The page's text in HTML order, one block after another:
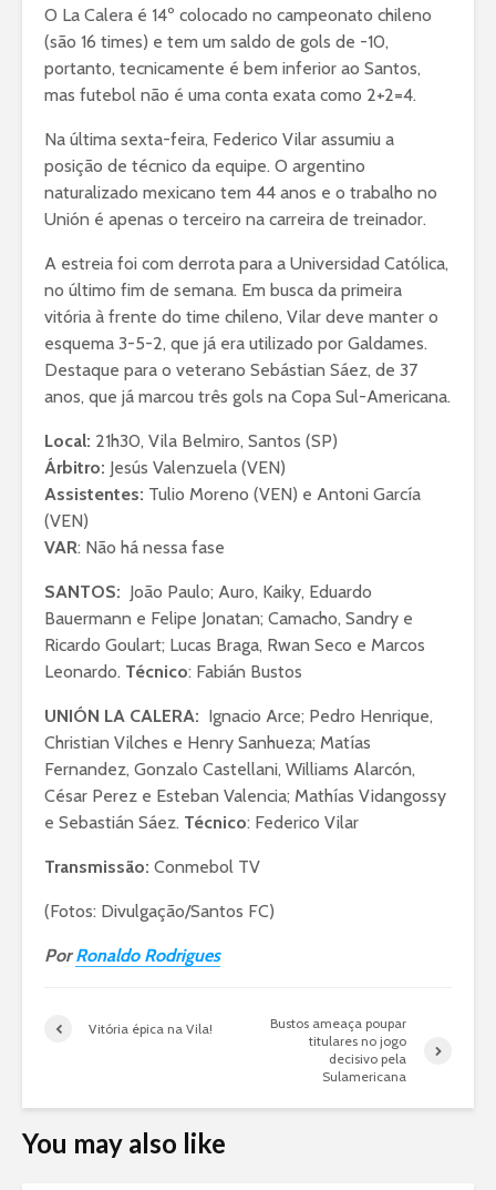
O La Calera é 14º colocado no campeonato chileno
(são 16 times) e tem um saldo de gols de -10,
portanto, tecnicamente é bem inferior ao Santos,
mas futebol não é uma conta exata como 2+2=4.
Na última sexta-feira, Federico Vilar assumiu a
posição de técnico da equipe. O argentino
naturalizado mexicano tem 44 anos e o trabalho no
Unión é apenas o terceiro na carreira de treinador.
A estreia foi com derrota para a Universidad Católica,
no último fim de semana. Em busca da primeira
vitória à frente do time chileno, Vilar deve manter o
esquema 3-5-2, que já era utilizado por Galdames.
Destaque para o veterano Sebástian Sáez, de 37
anos, que já marcou três gols na Copa Sul-Americana.
Local: 21h30, Vila Belmiro, Santos (SP)
Árbitro: Jesús Valenzuela (VEN)
Assistentes: Tulio Moreno (VEN) e Antoni García
(VEN)
VAR: Não há nessa fase
SANTOS: João Paulo; Auro, Kaiky, Eduardo
Bauermann e Felipe Jonatan; Camacho, Sandry e
Ricardo Goulart; Lucas Braga, Rwan Seco e Marcos
Leonardo. Técnico: Fabián Bustos
UNIÓN LA CALERA: Ignacio Arce; Pedro Henrique,
Christian Vilches e Henry Sanhueza; Matías
Fernandez, Gonzalo Castellani, Williams Alarcón,
César Perez e Esteban Valencia; Mathías Vidangossy
e Sebastián Sáez. Técnico: Federico Vilar
Transmissão: Conmebol TV
(Fotos: Divulgação/Santos FC)
PorRonaldo Rodrigues
Vitória épica na Vila!
Bustos ameaça poupar
titulares no jogo
decisivo pela
Sulamericana
You may also like